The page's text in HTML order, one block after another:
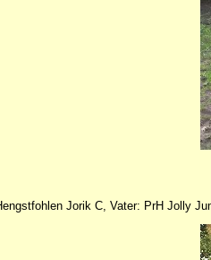
Jorik C, Vater: PrH Jolly